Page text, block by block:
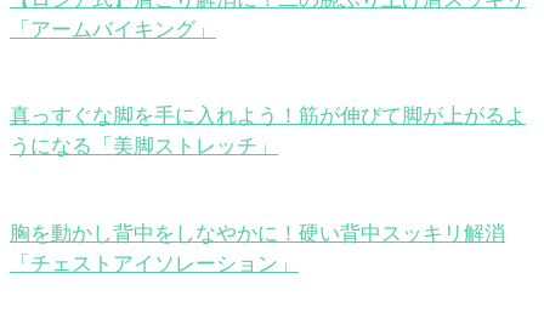
「アームバイキング」
真っすぐな脚を手に入れよう！筋が伸びて脚が上がるよ
うになる「美脚ストレッチ」
胸を動かし背中をしなやかに！硬い背中スッキリ解消
「チェストアイソレーション」